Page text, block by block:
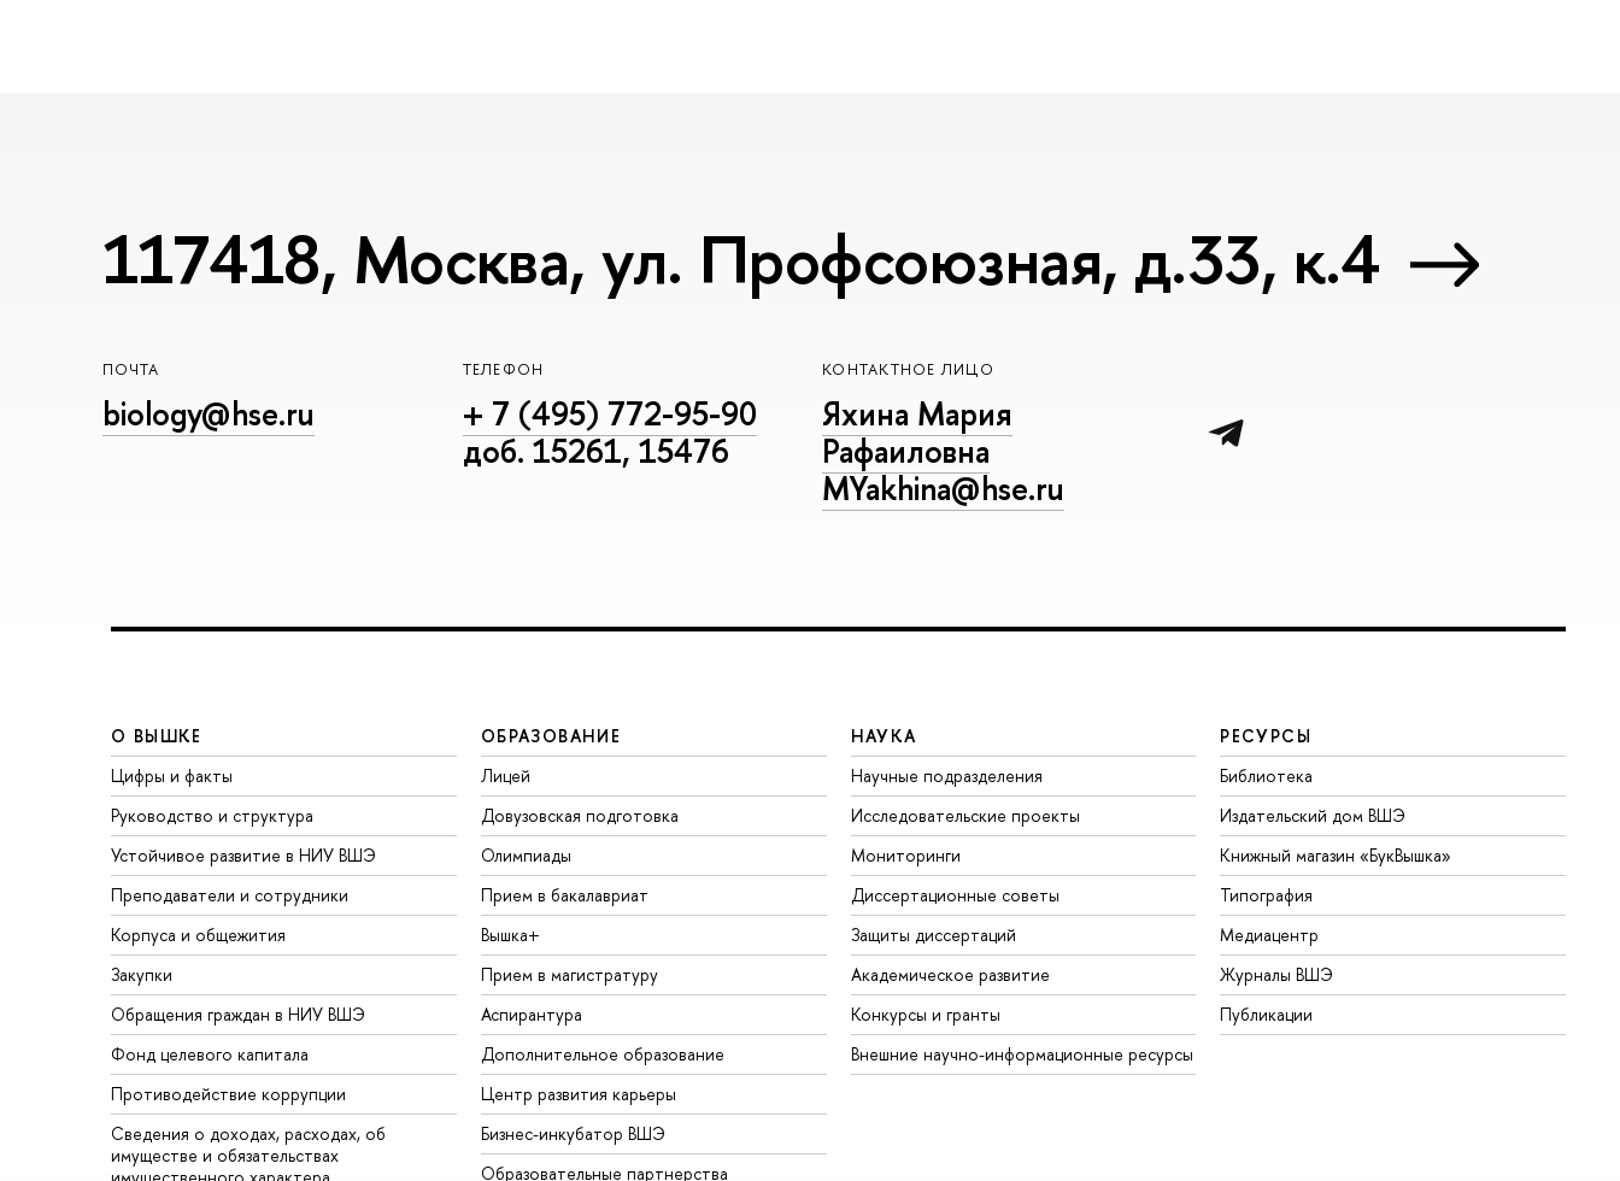
117418, Москва, ул. Профсоюзная, д.33, к.4
ПОЧТА
biology@hse.ru
ТЕЛЕФОН
+ 7 (495) 772-95-90
доб. 15261, 15476
КОНТАКТНОЕ ЛИЦО
Яхина Мария
Рафаиловна
MYakhina@hse.ru
О ВЫШКЕ
Цифры и факты
Руководство и структура
Устойчивое развитие в НИУ ВШЭ
Преподаватели и сотрудники
Корпуса и общежития
Закупки
Обращения граждан в НИУ ВШЭ
Фонд целевого капитала
Противодействие коррупции
Сведения о доходах, расходах, об
имуществе и обязательствах
ОБРАЗОВАНИЕ
Лицей
Довузовская подготовка
Олимпиады
Прием в бакалавриат
Вышка+
Прием в магистратуру
Аспирантура
Дополнительное образование
Центр развития карьеры
Бизнес-инкубатор ВШЭ
Образовательные партнерства
НАУКА
Научные подразделения
Исследовательские проекты
Мониторинги
Диссертационные советы
Защиты диссертаций
Академическое развитие
Конкурсы и гранты
Внешние научно-информационные ресурсы
РЕСУРСЫ
Библиотека
Издательский дом ВШЭ
Книжный магазин «БукВышка»
Типография
Медиацентр
Журналы ВШЭ
Публикации